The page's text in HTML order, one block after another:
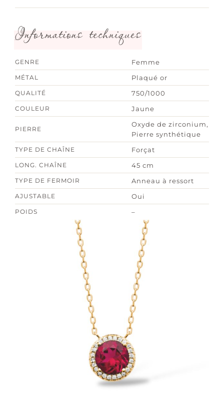
Informations techniques
GENRE Femme
MÉTAL Plaqué or
QUALITÉ 750/1000
COULEUR Jaune
PIERRE
Oxyde de zirconium,
Pierre synthétique
TYPE DE CHAÎNE Forçat
LONG. CHAÎNE 45 cm
TYPE DE FERMOIR Anneau à ressort
AJUSTABLE Oui
POIDS –